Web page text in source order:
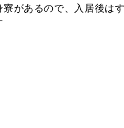
があるので、入居後は